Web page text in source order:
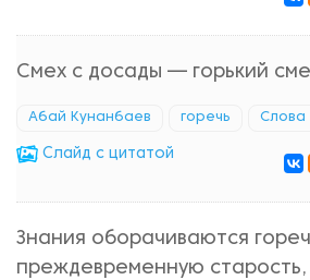
Смех с досады — горький
Абай Кунанбаев горечь Слова
Cлайд с цитатой
Знания оборачиваются
преждевременную старость,